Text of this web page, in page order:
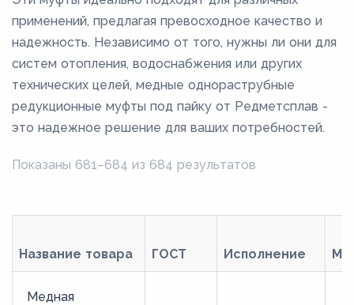
применений, предлагая превосходное качество и
надежность. Независимо от того, нужны ли они для
систем отопления, водоснабжения или других
технических целей, медные однораструбные
редукционные муфты под пайку от Редметсплав -
это надежное решение для ваших потребностей.
Показаны 681–684 из 684 результатов
Название товара ГОСТ Исполнение
Медная